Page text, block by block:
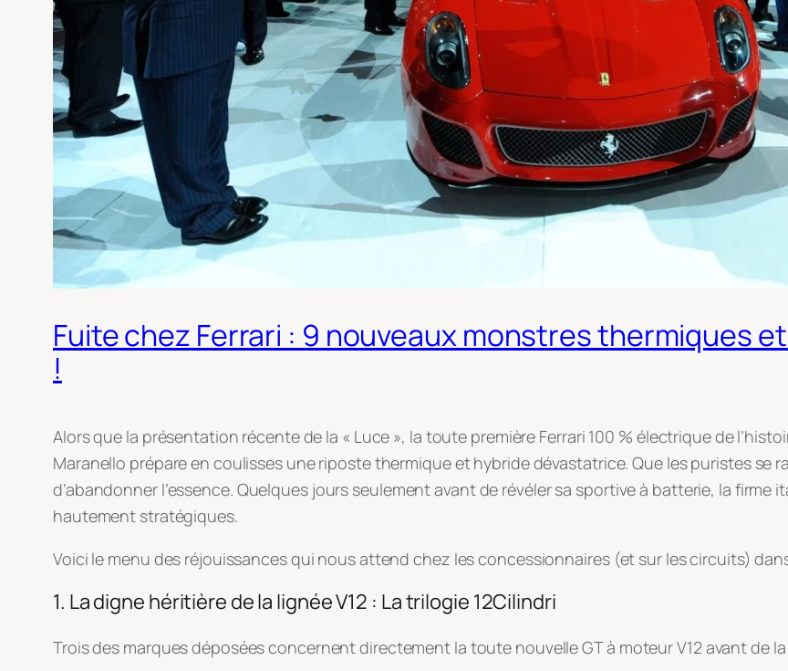
Fuite chez Ferrari : 9 nouveaux monstres thermiques
!
Alors que la présentation récente de la « Luce », la toute première Ferrari 100 % électrique de
Maranello prépare en coulisses une riposte thermique et hybride dévastatrice. Que les puristes se
d’abandonner l’essence. Quelques jours seulement avant de révéler sa sportive à batterie, la firme
hautement stratégiques.
Voici le menu des réjouissances qui nous attend chez les concessionnaires (et sur les circuits)
1. La digne héritière de la lignée V12 : La trilogie 12Cilindri
Trois des marques déposées concernent directement la toute nouvelle GT à moteur V12 avant de